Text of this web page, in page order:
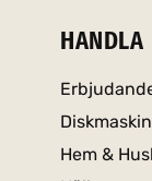
HANDLA
Hem &